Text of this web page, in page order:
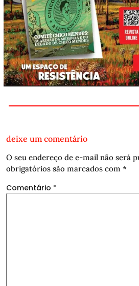
deixe um comentário
O seu endereço de e-mail não será
obrigatórios são marcados com *
Comentário *